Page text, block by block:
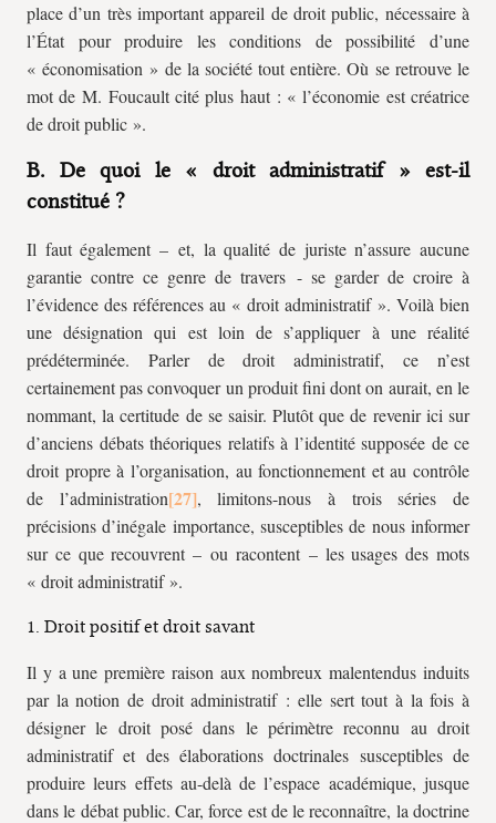
place d’un très important appareil de droit public, nécessaire à
l’État pour produire les conditions de possibilité d’une
« économisation » de la société tout entière. Où se retrouve le
mot de M. Foucault cité plus haut : « l’économie est créatrice
de droit public ».
B. De quoi le « droit administratif » est-il
constitué ?
Il faut également – et, la qualité de juriste n’assure aucune
garantie contre ce genre de travers - se garder de croire à
l’évidence des références au « droit administratif ». Voilà bien
une désignation qui est loin de s’appliquer à une réalité
prédéterminée. Parler de droit administratif, ce n’est
certainement pas convoquer un produit fini dont on aurait, en le
nommant, la certitude de se saisir. Plutôt que de revenir ici sur
d’anciens débats théoriques relatifs à l’identité supposée de ce
droit propre à l’organisation, au fonctionnement et au contrôle
de l’administration
, limitons-nous à trois séries de
précisions d’inégale importance, susceptibles de nous informer
sur ce que recouvrent – ou racontent – les usages des mots
« droit administratif ».
1. Droit positif et droit savant
Il y a une première raison aux nombreux malentendus induits
par la notion de droit administratif : elle sert tout à la fois à
désigner le droit posé dans le périmètre reconnu au droit
administratif et des élaborations doctrinales susceptibles de
produire leurs effets au-delà de l’espace académique, jusque
dans le débat public. Car, force est de le reconnaître, la doctrine